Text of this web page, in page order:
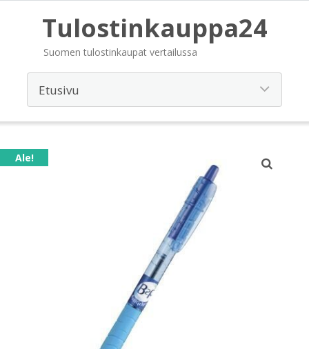
Tulostinkauppa24
Suomen tulostinkaupat vertailussa
Ale!